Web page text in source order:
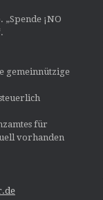
¡NO
gemeinnützige
für
vorhanden